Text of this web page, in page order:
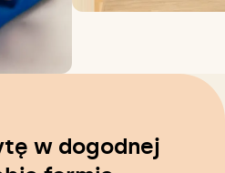
w dogodnej